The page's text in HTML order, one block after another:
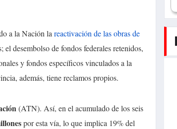
a la Nación la reactivación de las obras de
el desembolso de fondos federales retenidos,
y fondos específicos vinculados a la
además, tiene reclamos propios.
(ATN). Así, en el acumulado de los seis
por esta vía, lo que implica 19% del